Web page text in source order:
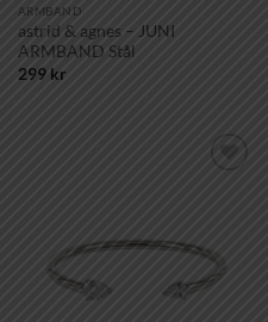
ARMBAND
astrid & agnes – JUNI
ARMBAND Stål
299 kr